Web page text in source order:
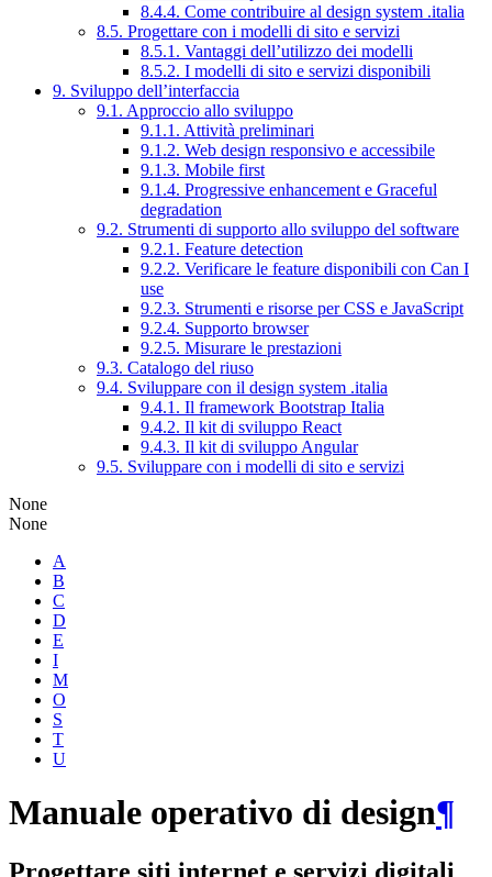
8.4.4. Come contribuire al design system .italia
8.5. Progettare con i modelli di sito e servizi
8.5.1. Vantaggi dell’utilizzo dei modelli
8.5.2. I modelli di sito e servizi disponibili
9. Sviluppo dell’interfaccia
9.1. Approccio allo sviluppo
9.1.1. Attività preliminari
9.1.2. Web design responsivo e accessibile
9.1.3. Mobile first
9.1.4. Progressive enhancement e Graceful
degradation
9.2. Strumenti di supporto allo sviluppo del software
9.2.1. Feature detection
9.2.2. Verificare le feature disponibili con Can I
use
9.2.3. Strumenti e risorse per CSS e JavaScript
9.2.4. Supporto browser
9.2.5. Misurare le prestazioni
9.3. Catalogo del riuso
9.4. Sviluppare con il design system .italia
9.4.1. Il framework Bootstrap Italia
9.4.2. Il kit di sviluppo React
9.4.3. Il kit di sviluppo Angular
9.5. Sviluppare con i modelli di sito e servizi
None
None
A
B
C
D
E
I
M
O
S
T
U
Manuale operativo di design¶